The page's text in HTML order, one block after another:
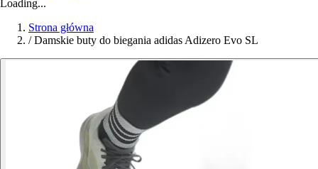
Loading...
Strona główna
/ Damskie buty do biegania adidas Adizero Evo SL